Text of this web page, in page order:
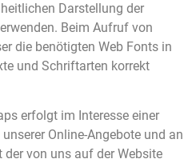
Darstellung der
Beim Aufruf von
die benötigten Web Fonts in
und Schriftarten korrekt
erfolgt im Interesse einer
Online-Angebote und an
von uns auf der Website